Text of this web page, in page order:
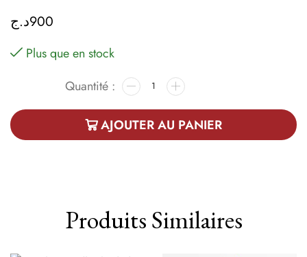
900د.ج
Plus que en stock
AJOUTER AU PANIER
Produits Similaires